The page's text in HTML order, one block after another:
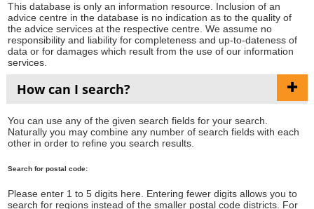
This database is only an information resource. Inclusion of an
advice centre in the database is no indication as to the quality of
the advice services at the respective centre. We assume no
responsibility and liability for completeness and up-to-dateness of
data or for damages which result from the use of our information
services.
How can I search?
You can use any of the given search fields for your search.
Naturally you may combine any number of search fields with each
other in order to refine you search results.
Search for postal code:
Please enter 1 to 5 digits here. Entering fewer digits allows you to
search for regions instead of the smaller postal code districts. For